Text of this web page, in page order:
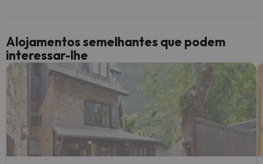
Alojamentos semelhantes que podem
interessar-lhe